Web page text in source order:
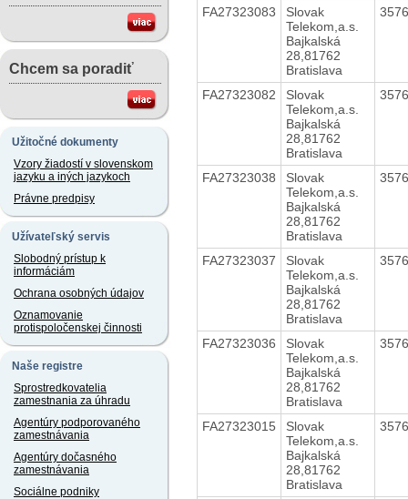
Chcem sa poradiť
Užitočné dokumenty
Vzory žiadostí v slovenskom
jazyku a iných jazykoch
Právne predpisy
Užívateľský servis
Slobodný prístup k
informáciám
Ochrana osobných údajov
Oznamovanie
protispoločenskej činnosti
Naše registre
Sprostredkovatelia
zamestnania za úhradu
Agentúry podporovaného
zamestnávania
Agentúry dočasného
zamestnávania
Sociálne podniky
FA27323083
Slovak
Telekom,a.s.
Bajkalská
28,81762
Bratislava
FA27323082
Slovak
Telekom,a.s.
Bajkalská
28,81762
Bratislava
FA27323038
Slovak
Telekom,a.s.
Bajkalská
28,81762
Bratislava
FA27323037
Slovak
Telekom,a.s.
Bajkalská
28,81762
Bratislava
FA27323036
Slovak
Telekom,a.s.
Bajkalská
28,81762
Bratislava
FA27323015
Slovak
Telekom,a.s.
Bajkalská
28,81762
Bratislava